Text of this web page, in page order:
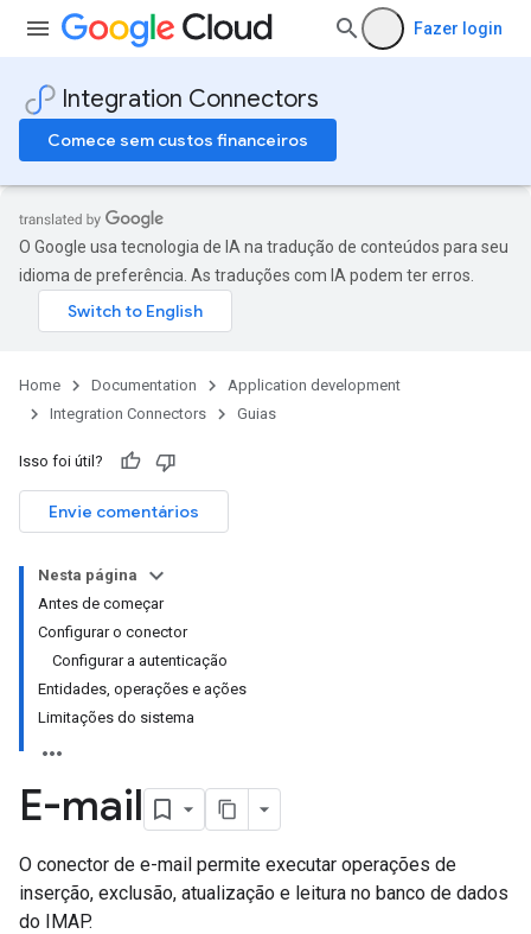
Fazer login
Integration Connectors
Comece sem custos financeiros
O Google usa tecnologia de IA na tradução de conteúdos para seu
idioma de preferência. As traduções com IA podem ter erros.
Home Documentation
Application development
Integration Connectors
Guias
Isso foi útil?
Envie comentários
Nesta página
Antes de começar
Configurar o conector
Configurar a autenticação
Entidades, operações e ações
Limitações do sistema
E-mail
O conector de e-mail permite executar operações de
inserção, exclusão, atualização e leitura no banco de dados
do IMAP.